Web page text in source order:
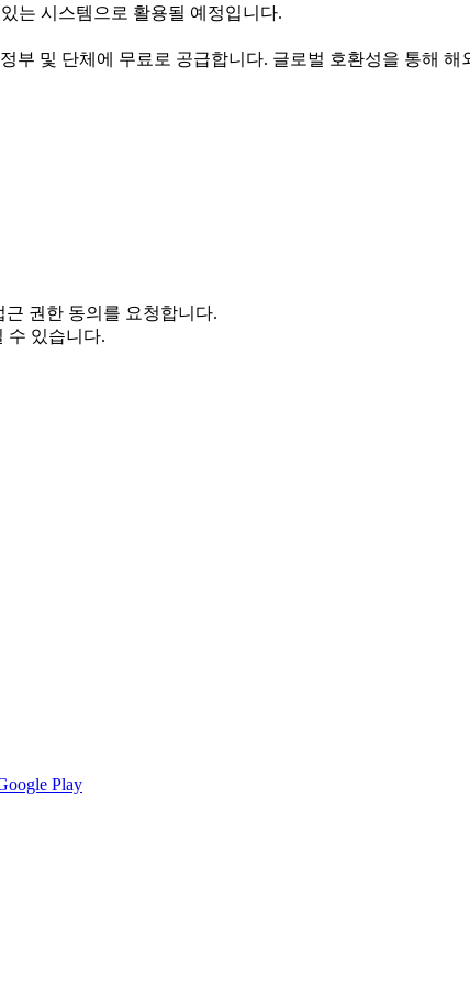
는 시스템으로 활용될 예정입니다.
부 및 단체에 무료로 공급합니다. 글로벌 호환성을 통해
권한 동의를 요청합니다.
수 있습니다.